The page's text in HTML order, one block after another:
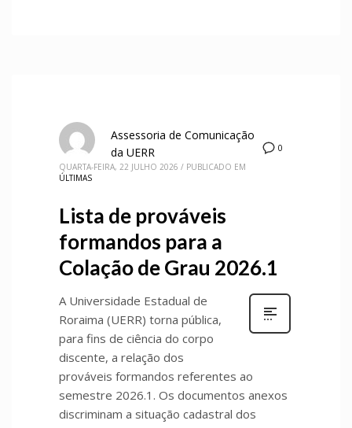
0
Assessoria de Comunicação
da UERR
QUARTA-FEIRA, 22 JULHO 2026 / PUBLICADO EM
ÚLTIMAS
Lista de prováveis
formandos para a
Colação de Grau 2026.1
A Universidade Estadual de
Roraima (UERR) torna pública,
para fins de ciência do corpo
discente, a relação dos
prováveis formandos referentes ao
semestre 2026.1. Os documentos anexos
discriminam a situação cadastral dos